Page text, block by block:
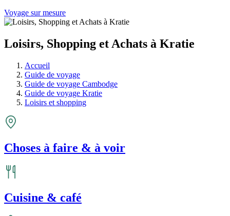
Voyage sur mesure
Loisirs, Shopping et Achats à Kratie
Accueil
Guide de voyage
Guide de voyage Cambodge
Guide de voyage Kratie
Loisirs et shopping
Choses à faire & à voir
Cuisine & café